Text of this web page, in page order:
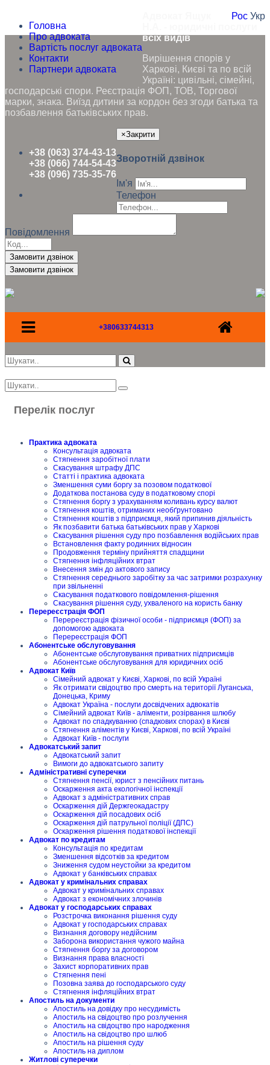
Головна
Про адвоката
Вартість послуг адвоката
Контакти
Партнери адвоката
Рос Укр
всіх видів
Вирішення спорів у
Харкові, Києві та по всій
Україні: цивільні, сімейні,
господарські спори. Реєстрація ФОП, ТОВ, Торгової
марки, знака. Виїзд дитини за кордон без згоди батька та
позбавлення батьківських прав.
+38 (063) 374-43-13
+38 (066) 744-54-43
+38 (096) 735-35-76
×Закрити
Зворотній дзвінок
Ім'я
Телефон
Повідомлення
Замовити дзвінок
+380633744313
Перелік послуг
Практика адвоката
Консультація адвоката
Стягнення заробітної плати
Скасування штрафу ДПС
Статті і практика адвоката
Зменшення суми боргу за позовом податкової
Додаткова постанова суду в податковому спорі
Стягнення боргу з урахуванням коливань курсу валют
Стягнення коштів, отриманих необґрунтовано
Стягнення коштів з підприємця, який припинив діяльність
Як позбавити батька батьківських прав у Харкові
Скасування рішення суду про позбавлення водійських прав
Встановлення факту родинних відносин
Продовження терміну прийняття спадщини
Стягнення інфляційних втрат
Внесення змін до актового запису
Стягнення середнього заробітку за час затримки розрахунку
при звільненні
Скасування податкового повідомлення-рішення
Скасування рішення суду, ухваленого на користь банку
Перереєстрація ФОП
Перереєстрація фізичної особи - підприємця (ФОП) за
допомогою адвоката
Перереєстрація ФОП
Абонентське обслуговування
Абонентське обслуговування приватних підприємців
Абонентське обслуговування для юридичних осіб
Адвокат Київ
Сімейний адвокат у Києві, Харкові, по всій Україні
Як отримати свідоцтво про смерть на території Луганська,
Донецька, Криму
Адвокат Україна - послуги досвідчених адвокатів
Сімейний адвокат Київ - аліменти, розірвання шлюбу
Адвокат по спадкуванню (спадкових спорах) в Києві
Стягнення аліментів у Києві, Харкові, по всій Україні
Адвокат Київ - послуги
Адвокатський запит
Адвокатський запит
Вимоги до адвокатського запиту
Адміністративні суперечки
Стягнення пенсії, юрист з пенсійних питань
Оскарження акта екологічної інспекції
Адвокат з адміністративних справ
Оскарження дій Держгеокадастру
Оскарження дій посадових осіб
Оскарження дій патрульної поліції (ДПС)
Оскарження рішення податкової інспекції
Адвокат по кредитам
Консультація по кредитам
Зменшення відсотків за кредитом
Зниження судом неустойки за кредитом
Адвокат у банківських справах
Адвокат у кримінальних справах
Адвокат у кримінальних справах
Адвокат з економічних злочинів
Адвокат у господарських справах
Розстрочка виконання рішення суду
Адвокат у господарських справах
Визнання договору недійсним
Заборона використання чужого майна
Стягнення боргу за договором
Визнання права власності
Захист корпоративних прав
Стягнення пені
Позовна заява до господарського суду
Стягнення інфляційних втрат
Апостиль на документи
Апостиль на довідку про несудимість
Апостиль на свідоцтво про розлучення
Апостиль на свідоцтво про народження
Апостиль на свідоцтво про шлюб
Апостиль на рішення суду
Апостиль на диплом
Житлові суперечки